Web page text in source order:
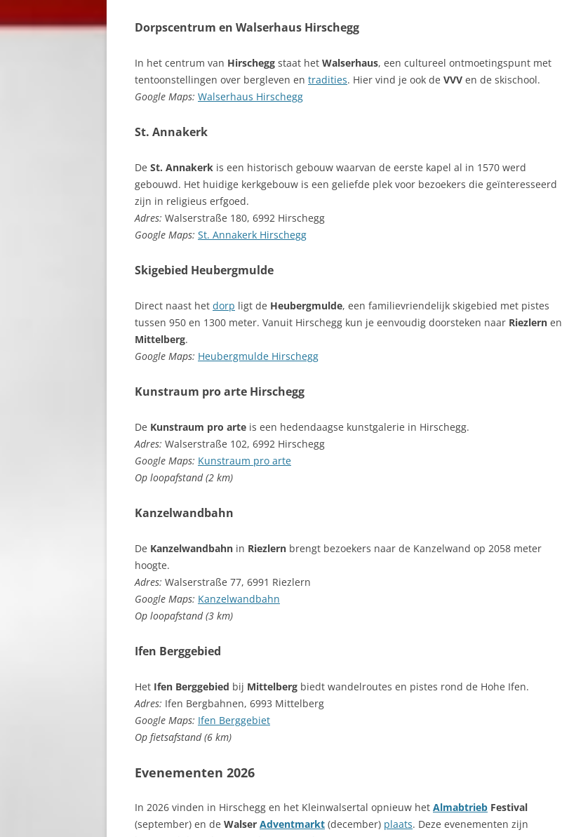
Dorpscentrum en Walserhaus Hirschegg
In het centrum van Hirschegg staat het Walserhaus, een cultureel ontmoetingspunt met
tentoonstellingen over bergleven en tradities. Hier vind je ook de VVV en de skischool.
Google Maps: Walserhaus Hirschegg
St. Annakerk
De St. Annakerk is een historisch gebouw waarvan de eerste kapel al in 1570 werd
gebouwd. Het huidige kerkgebouw is een geliefde plek voor bezoekers die geïnteresseerd
zijn in religieus erfgoed.
Adres: Walserstraße 180, 6992 Hirschegg
Google Maps: St. Annakerk Hirschegg
Skigebied Heubergmulde
Direct naast het dorp ligt de Heubergmulde, een familievriendelijk skigebied met pistes
tussen 950 en 1300 meter. Vanuit Hirschegg kun je eenvoudig doorsteken naar Riezlern en
Mittelberg.
Google Maps: Heubergmulde Hirschegg
Kunstraum pro arte Hirschegg
De Kunstraum pro arte is een hedendaagse kunstgalerie in Hirschegg.
Adres: Walserstraße 102, 6992 Hirschegg
Google Maps: Kunstraum pro arte
Op loopafstand (2 km)
Kanzelwandbahn
De Kanzelwandbahn in Riezlern brengt bezoekers naar de Kanzelwand op 2058 meter
hoogte.
Adres: Walserstraße 77, 6991 Riezlern
Google Maps: Kanzelwandbahn
Op loopafstand (3 km)
Ifen Berggebied
Het Ifen Berggebied bij Mittelberg biedt wandelroutes en pistes rond de Hohe Ifen.
Adres: Ifen Bergbahnen, 6993 Mittelberg
Google Maps: Ifen Berggebiet
Op fietsafstand (6 km)
Evenementen 2026
In 2026 vinden in Hirschegg en het Kleinwalsertal opnieuw het Almabtrieb Festival
(september) en de Walser Adventmarkt (december) plaats. Deze evenementen zijn